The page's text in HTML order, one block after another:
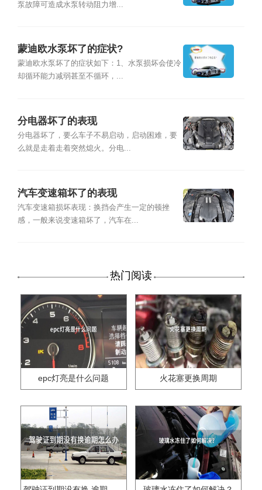
泵故障可造成水泵转动阻力增...
蒙迪欧水泵坏了的症状?
蒙迪欧水泵坏了的症状如下：1、水泵损坏会使冷
却循环能力减弱甚至不循环，...
分电器坏了的表现
分电器坏了，要么车子不易启动，启动困难，要
么就是走着走着突然熄火。分电...
汽车变速箱坏了的表现
汽车变速箱损坏表现：换挡会产生一定的顿挫
感，一般来说变速箱坏了，汽车在...
热门阅读
epc灯亮是什么问题 火花塞更换周期